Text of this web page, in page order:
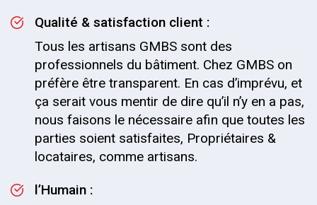
Qualité & satisfaction client :
Tous les artisans GMBS sont des
professionnels du bâtiment. Chez GMBS on
préfère être transparent. En cas d’imprévu, et
ça serait vous mentir de dire qu’il n’y en a pas,
nous faisons le nécessaire afin que toutes les
parties soient satisfaites, Propriétaires &
locataires, comme artisans.
l’Humain :